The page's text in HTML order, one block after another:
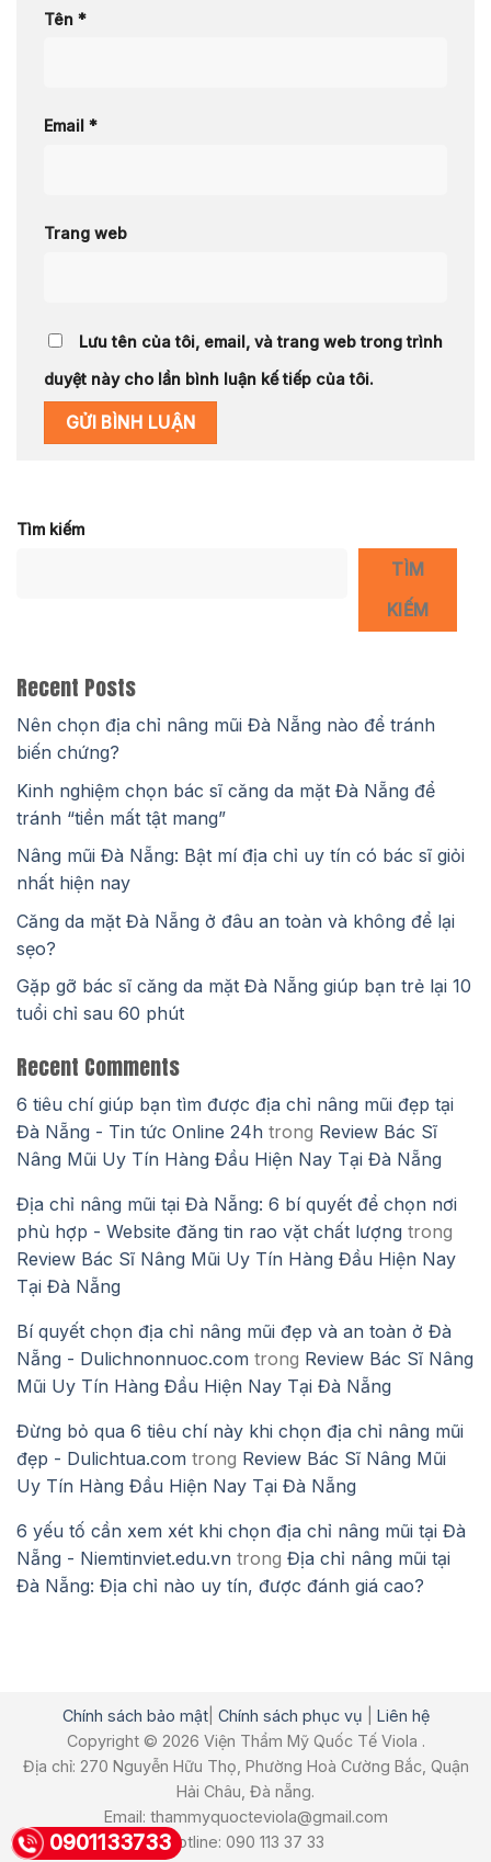
Tên *
Email *
Trang web
Lưu tên của tôi, email, và trang web trong trình
duyệt này cho lần bình luận kế tiếp của tôi.
Tìm kiếm
TÌM
KIẾM
Recent Posts
Nên chọn địa chỉ nâng mũi Đà Nẵng nào để tránh
biến chứng?
Kinh nghiệm chọn bác sĩ căng da mặt Đà Nẵng để
tránh “tiền mất tật mang”
Nâng mũi Đà Nẵng: Bật mí địa chỉ uy tín có bác sĩ giỏi
nhất hiện nay
Căng da mặt Đà Nẵng ở đâu an toàn và không để lại
sẹo?
Gặp gỡ bác sĩ căng da mặt Đà Nẵng giúp bạn trẻ lại 10
tuổi chỉ sau 60 phút
Recent Comments
6 tiêu chí giúp bạn tìm được địa chỉ nâng mũi đẹp tại
Đà Nẵng - Tin tức Online 24h trong Review Bác Sĩ
Nâng Mũi Uy Tín Hàng Đầu Hiện Nay Tại Đà Nẵng
Địa chỉ nâng mũi tại Đà Nẵng: 6 bí quyết để chọn nơi
phù hợp - Website đăng tin rao vặt chất lượng trong
Review Bác Sĩ Nâng Mũi Uy Tín Hàng Đầu Hiện Nay
Tại Đà Nẵng
Bí quyết chọn địa chỉ nâng mũi đẹp và an toàn ở Đà
Nẵng - Dulichnonnuoc.com trong Review Bác Sĩ Nâng
Mũi Uy Tín Hàng Đầu Hiện Nay Tại Đà Nẵng
Đừng bỏ qua 6 tiêu chí này khi chọn địa chỉ nâng mũi
đẹp - Dulichtua.com trong Review Bác Sĩ Nâng Mũi
Uy Tín Hàng Đầu Hiện Nay Tại Đà Nẵng
6 yếu tố cần xem xét khi chọn địa chỉ nâng mũi tại Đà
Nẵng - Niemtinviet.edu.vn trong Địa chỉ nâng mũi tại
Đà Nẵng: Địa chỉ nào uy tín, được đánh giá cao?
Chính sách bảo mật| Chính sách phục vụ
Liên hệ
Copyright © 2026 Viện Thẩm Mỹ Quốc Tế Viola .
Địa chỉ: 270 Nguyễn Hữu Thọ, Phường Hoà Cường Bắc, Quận
Hải Châu, Đà nẵng.
Email: thammyquocteviola@gmail.com
Hotline: 090 113 37 33
0901133733